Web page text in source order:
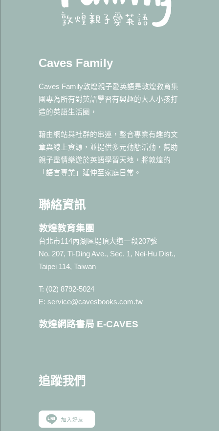
Caves Family
Caves Family敦煌親子愛英語是敦煌教育集
團專為所有對英語學習有興趣的大人小孩打
造的英語生活圈，
藉由網站與社群的串連，整合專業有趣的文
章與線上資源，並提供多元動態活動，幫助
親子盡情樂遊於英語學習天地，將敦煌的
「語言專業」延伸至家庭日常。
聯絡資訊
敦煌教育集團
台北市114內湖區堤頂大道一段207號
No. 207, Ti-Ding Ave., Sec. 1, Nei-Hu Dist.,
Taipei 114, Taiwan
T: (02) 8792-5024
E: service@cavesbooks.com.tw
敦煌網路書局 E-CAVES
追蹤我們